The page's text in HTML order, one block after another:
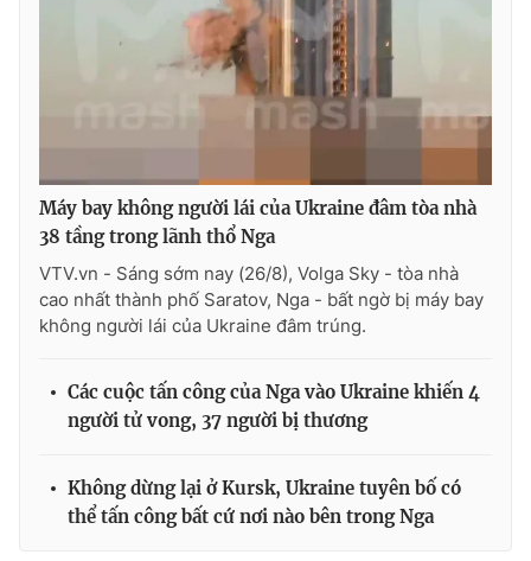
Máy bay không người lái của Ukraine đâm tòa nhà
38 tầng trong lãnh thổ Nga
VTV.vn - Sáng sớm nay (26/8), Volga Sky - tòa nhà
cao nhất thành phố Saratov, Nga - bất ngờ bị máy bay
không người lái của Ukraine đâm trúng.
Các cuộc tấn công của Nga vào Ukraine khiến 4
người tử vong, 37 người bị thương
Không dừng lại ở Kursk, Ukraine tuyên bố có
thể tấn công bất cứ nơi nào bên trong Nga